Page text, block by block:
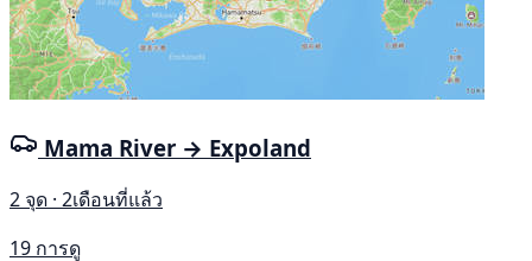
Mama River → Expoland
2 จุด · 2เดือนที่แล้ว
19 การดู